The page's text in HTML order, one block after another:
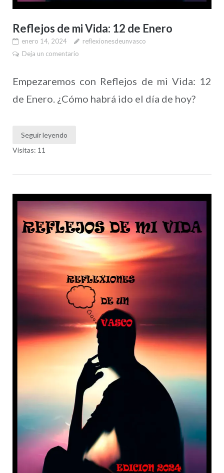
Reflejos de mi Vida: 12 de Enero
enero 14, 2024
reflexionesdeunvasco
Deja un comentario
Empezaremos con Reflejos de mi Vida: 12
de Enero. ¿Cómo habrá ido el día de hoy?
Seguir leyendo
Visitas: 11